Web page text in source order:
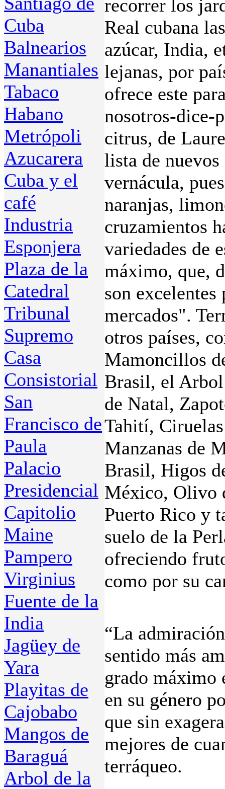
Cuba
Balnearios
Manantiales
Tabaco
Habano
Metrópoli
Azucarera
Cuba y el
café
Industria
Esponjera
Plaza de la
Catedral
Tribunal
Supremo
Casa
Consistorial
San
Francisco de
Paula
Palacio
Presidencial
Capitolio
Maine
Pampero
Virginius
Fuente de la
India
Jagüey de
Yara
Playitas de
Cajobabo
Mangos de
Baraguá
Arbol de la
recorrer los
Real cubana
azúcar, India,
lejanas, por
ofrece este
nosotros-dice-
citrus, de
lista de
vernácula,
naranjas,
cruzamientos
variedades de
máximo, que,
son
merca­dos".
otros países,
Mamoncillos
Brasil, el
de Na­tal,
Tahití,
Manzanas de
Brasil, Higos
México, Olivo
Puerto Rico y
suelo de la
ofreciendo
como por su
“La
sentido más
grado máximo
en su género
que sin
mejores de
terráqueo.